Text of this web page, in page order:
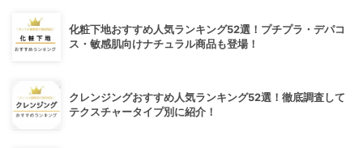
化粧下地おすすめ人気ランキング52選！プチプラ・デパコ
ス・敏感肌向けナチュラル商品も登場！
クレンジングおすすめ人気ランキング52選！徹底調査して
テクスチャータイプ別に紹介！